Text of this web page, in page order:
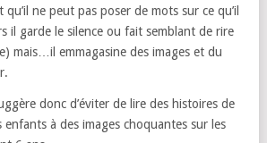
qu’il ne peut pas poser de mots sur ce qu’il
il garde le silence ou fait semblant de rire
mais…il emmagasine des images et du
donc d’éviter de lire des histoires de
enfants à des images choquantes sur les